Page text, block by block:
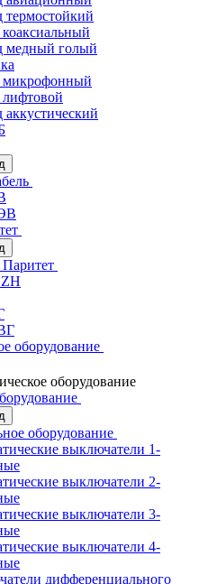
термостойкий
медный голый
микрофонный
лифтовой
оборудование
оборудование
оборудование
выключатели 1-
выключатели 2-
выключатели 3-
выключатели 4-
дифференциального